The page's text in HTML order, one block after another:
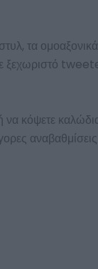
τα
κόψετε